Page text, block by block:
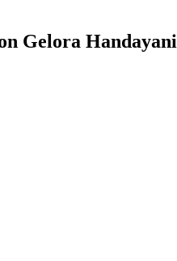
Gelora Handayani